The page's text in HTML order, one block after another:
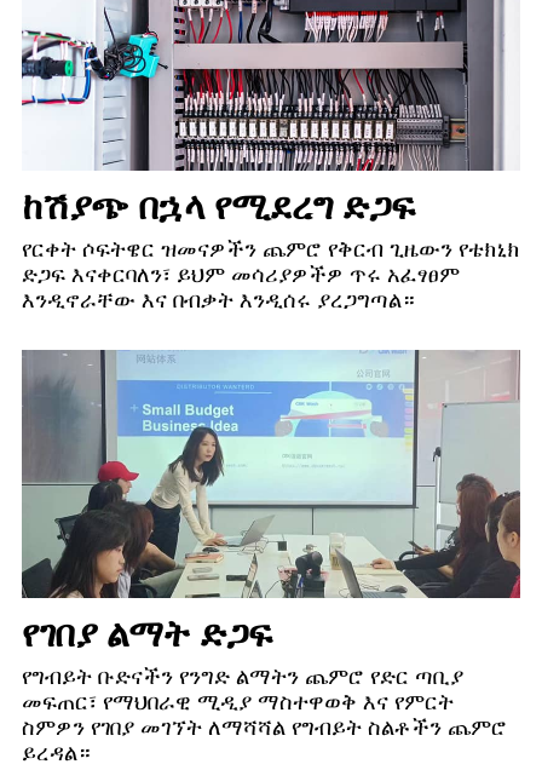
ከሽያጭ በኋላ የሚደረግ ድጋፍ
የርቀት ሶፍትዌር ዝመናዎችን ጨምሮ የቅርብ ጊዜውን የቴክኒክ
ድጋፍ እናቀርባለን፣ ይህም መሳሪያዎችዎ ጥሩ አፈፃፀም
እንዲኖራቸው እና በብቃት እንዲሰሩ ያረጋግጣል።
የገበያ ልማት ድጋፍ
የግብይት ቡድናችን የንግድ ልማትን ጨምሮ የድር ጣቢያ
መፍጠር፣ የማህበራዊ ሚዲያ ማስተዋወቅ እና የምርት
ስምዎን የገበያ መገኘት ለማሻሻል የግብይት ስልቶችን ጨምሮ
ይረዳል።